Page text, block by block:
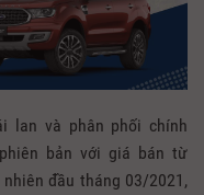
lan và phân phối chính
bản với giá bán từ
đầu tháng 03/2021,